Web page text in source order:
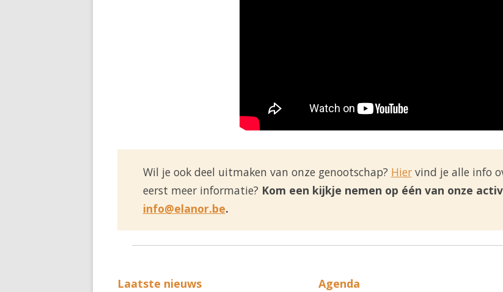
Wil je ook deel uitmaken van onze genootschap? Hiervind je alle info
eerst meer informatie? Kom een kijkje nemen op één van onze
info@elanor.be.
Laatste nieuws Agenda